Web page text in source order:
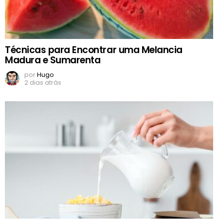
Técnicas para Encontrar uma Melancia
Madura e Sumarenta
porHugo
2 dias atrás